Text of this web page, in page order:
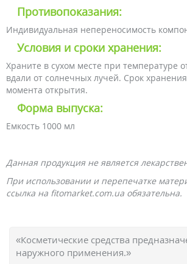
Противопоказания:
Индивидуальная непереносимость
Условия и сроки хранения:
Храните в сухом месте при температуре
вдали от солнечных лучей. Срок
момента открытия.
Форма выпуска:
Емкость 1000 мл
Данная продукция не является
При использовании и перепечатке
ссылка на fitomarket.com.ua обязательна.
«Косметические средства
наружного применения.»